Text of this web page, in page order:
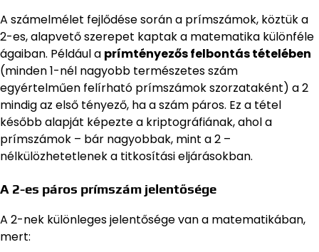
A számelmélet fejlődése során a prímszámok, köztük a
2-es, alapvető szerepet kaptak a matematika különféle
ágaiban. Például a prímtényezős felbontás tételében
(minden 1-nél nagyobb természetes szám
egyértelműen felírható prímszámok szorzataként) a 2
mindig az első tényező, ha a szám páros. Ez a tétel
később alapját képezte a kriptográfiának, ahol a
prímszámok – bár nagyobbak, mint a 2 –
nélkülözhetetlenek a titkosítási eljárásokban.
A 2-es páros prímszám jelentősége
A 2-nek különleges jelentősége van a matematikában,
mert: